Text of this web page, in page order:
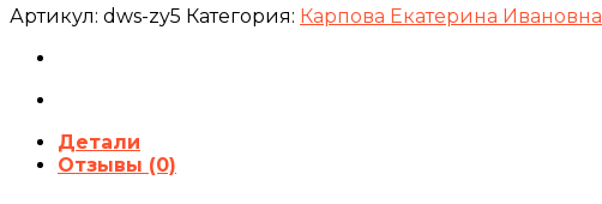
Артикул: dws-zy5 Категория: Карпова Екатерина Ивановна
Детали
Отзывы (0)